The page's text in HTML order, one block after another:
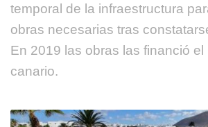
temporal de la infraestructura
obras necesarias tras
En 2019 las obras las financió el
canario.